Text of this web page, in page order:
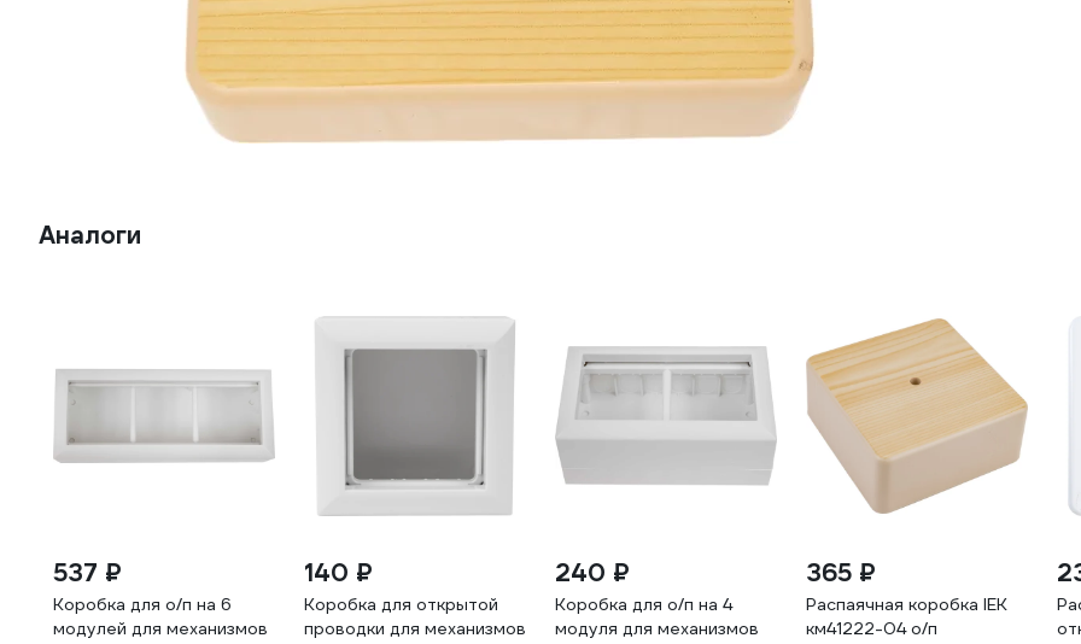
Аналоги
537 ₽
Коробка для о/п на 6
модулей для механизмов
140 ₽
Коробка для открытой
проводки для механизмов
240 ₽
Коробка для о/п на 4
модуля для механизмов
365 ₽
Распаячная коробка IEK
км41222-04 о/п